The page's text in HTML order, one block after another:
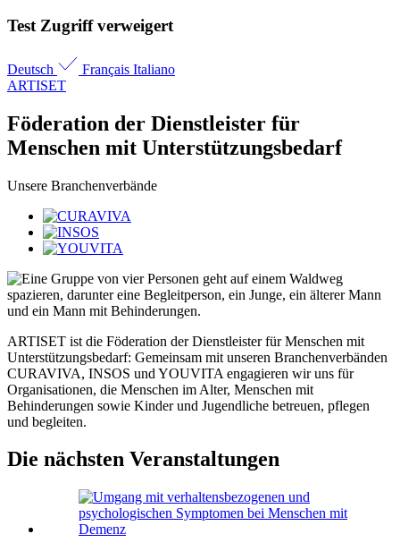
Test Zugriff verweigert
Deutsch Français Italiano
ARTISET
Föderation der Dienstleister für
Menschen mit Unterstützungs­bedarf
Unsere Branchenverbände
ARTISET ist die Föderation der Dienstleister für Menschen mit
Unterstützungsbedarf: Gemeinsam mit unseren Branchenverbänden
CURAVIVA, INSOS und YOUVITA engagieren wir uns für
Organisationen, die Menschen im Alter, Menschen mit
Behinderungen sowie Kinder und Jugendliche betreuen, pflegen
und begleiten.
Die nächsten Veranstaltungen